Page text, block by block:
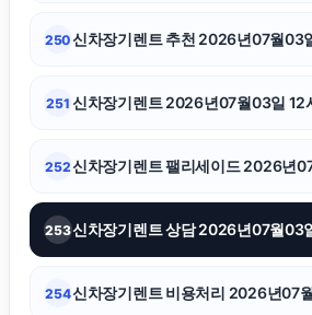
창
250신차장기렌트 추천 2026년07월03
251 신차장기렌트 2026년07월03일 12
252신차장기렌트 팰리세이드 2026년
253신차장기렌트 상담 2026년07월03
254신차장기렌트 비용처리 2026년07